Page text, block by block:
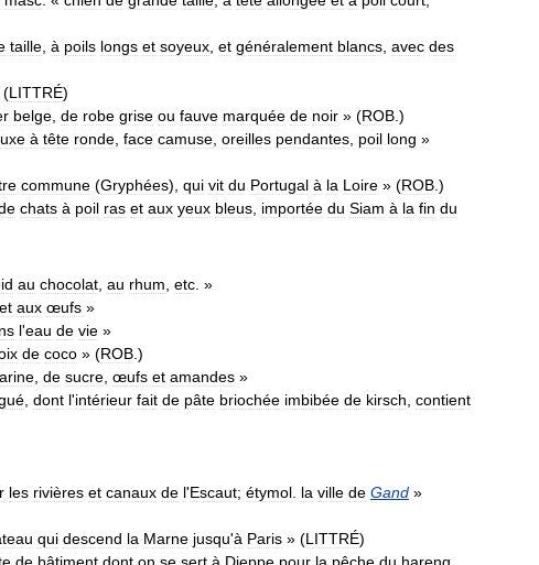
taille à poils longs et soyeux et généralement blancs avec des
(LITTRÉ)
belge de robe grise ou fauve marquée de noir » (ROB .)
à tête ronde face camuse oreilles pendantes poil long »
commune (Gryphées), qui vit du Portugal à la Loire » (ROB .)
chats à poil ras et aux yeux bleus importée du Siam à la fin du
au chocolat au rhum etc . »
et aux œufs »
l'eau de vie »
de coco » (ROB .)
de sucre œufs et amandes »
dont l'intérieur fait de pâte briochée imbibée de kirsch contient
les rivières et canaux de l'Escaut; étymol la ville de Gand »
qui descend la Marne jusqu'à Paris » (LITTRÉ)
de bâtiment dont on se sert à Dieppe pour la pêche du hareng